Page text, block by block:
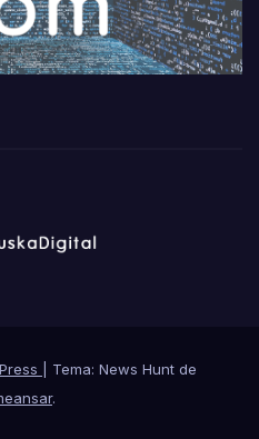
Tema: News Hunt de
.